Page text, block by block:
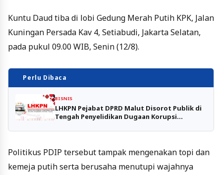
Kuntu Daud tiba di lobi Gedung Merah Putih KPK, Jalan
Kuningan Persada Kav 4, Setiabudi, Jakarta Selatan,
pada pukul 09.00 WIB, Senin (12/8).
Perlu Dibaca
BISNIS
LHKPN Pejabat DPRD Malut Disorot Publik di
Tengah Penyelidikan Dugaan Korupsi
Politikus PDIP tersebut tampak mengenakan topi dan
kemeja putih serta berusaha menutupi wajahnya